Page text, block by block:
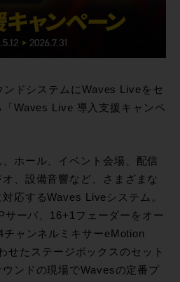
ドシステムにWaves Liveをセ
Waves Live 導入支援キャンペ
ホール、イベント会場、配信
、設備音響など、さまざまな
応するWaves Liveシステム。
サーバ、16+1フェーダーをオー
ャンネルミキサーeMotion
せたステージボックスのセット
ンドの現場でWavesの定番プ